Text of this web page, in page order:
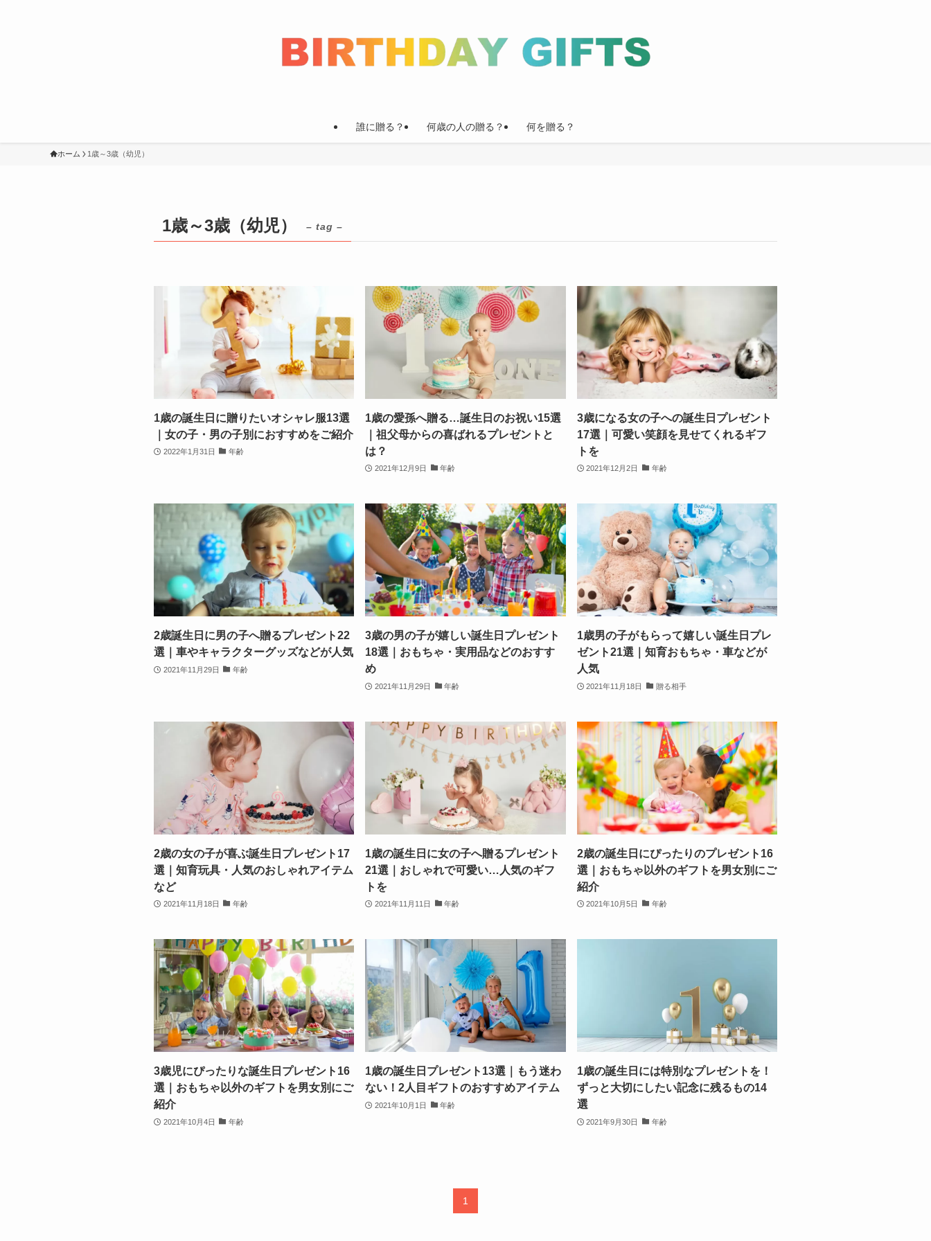
誰に贈る？ 何歳の人の贈る？ 何を贈る？
ホーム 1歳～3歳（幼児）
1歳～3歳（幼児） – tag –
1歳の誕生日に贈りたいオシャレ服13選
｜女の子・男の子別におすすめをご紹介
2022年1月31日 年齢
1歳の愛孫へ贈る…誕生日のお祝い15選
｜祖父母からの喜ばれるプレゼントと
は？
2021年12月9日 年齢
3歳になる女の子への誕生日プレゼント
17選｜可愛い笑顔を見せてくれるギフ
トを
2021年12月2日 年齢
2歳誕生日に男の子へ贈るプレゼント22
選｜車やキャラクターグッズなどが人気
2021年11月29日 年齢
3歳の男の子が嬉しい誕生日プレゼント
18選｜おもちゃ・実用品などのおすす
め
2021年11月29日 年齢
1歳男の子がもらって嬉しい誕生日プレ
ゼント21選｜知育おもちゃ・車などが
人気
2021年11月18日 贈る相手
2歳の女の子が喜ぶ誕生日プレゼント17
選｜知育玩具・人気のおしゃれアイテム
など
2021年11月18日 年齢
1歳の誕生日に女の子へ贈るプレゼント
21選｜おしゃれで可愛い…人気のギフ
トを
2021年11月11日 年齢
2歳の誕生日にぴったりのプレゼント16
選｜おもちゃ以外のギフトを男女別にご
紹介
2021年10月5日 年齢
3歳児にぴったりな誕生日プレゼント16
選｜おもちゃ以外のギフトを男女別にご
紹介
2021年10月4日 年齢
1歳の誕生日プレゼント13選｜もう迷わ
ない！2人目ギフトのおすすめアイテム
2021年10月1日 年齢
1歳の誕生日には特別なプレゼントを！
ずっと大切にしたい記念に残るもの14
選
2021年9月30日 年齢
1